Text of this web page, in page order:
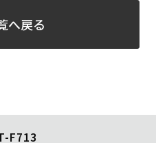
へ戻る
F713